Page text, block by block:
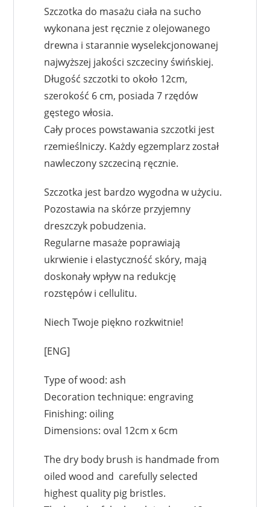
Szczotka do masażu ciała na sucho
wykonana jest ręcznie z olejowanego
drewna i starannie wyselekcjonowanej
najwyższej jakości szczeciny świńskiej.
Długość szczotki to około 12cm,
szerokość 6 cm, posiada 7 rzędów
gęstego włosia.
Cały proces powstawania szczotki jest
rzemieślniczy. Każdy egzemplarz został
nawleczony szczeciną ręcznie.
Szczotka jest bardzo wygodna w użyciu.
Pozostawia na skórze przyjemny
dreszczyk pobudzenia.
Regularne masaże poprawiają
ukrwienie i elastyczność skóry, mają
doskonały wpływ na redukcję
rozstępów i cellulitu.
Niech Twoje piękno rozkwitnie!
[ENG]
Type of wood: ash
Decoration technique: engraving
Finishing: oiling
Dimensions: oval 12cm x 6cm
The dry body brush is handmade from
oiled wood and carefully selected
highest quality pig bristles.